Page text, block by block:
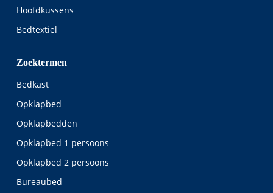
Hoofdkussens
Bedtextiel
Zoektermen
Bedkast
Opklapbed
Opklapbedden
Opklapbed 1 persoons
Opklapbed 2 persoons
Bureaubed